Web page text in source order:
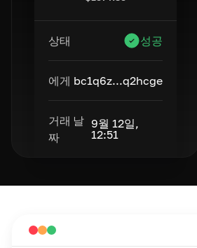
상태 성공
에게 bc1q6z...q2hcge
거래 날
짜
9월 12일,
12:51